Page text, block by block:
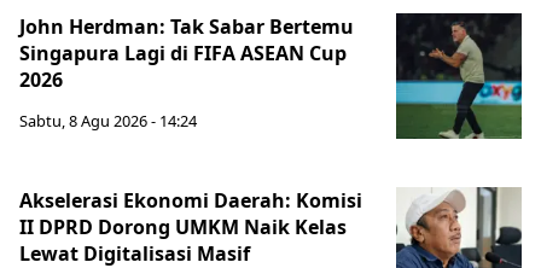
John Herdman: Tak Sabar Bertemu
Singapura Lagi di FIFA ASEAN Cup
2026
Sabtu, 8 Agu 2026 - 14:24
Akselerasi Ekonomi Daerah: Komisi
II DPRD Dorong UMKM Naik Kelas
Lewat Digitalisasi Masif